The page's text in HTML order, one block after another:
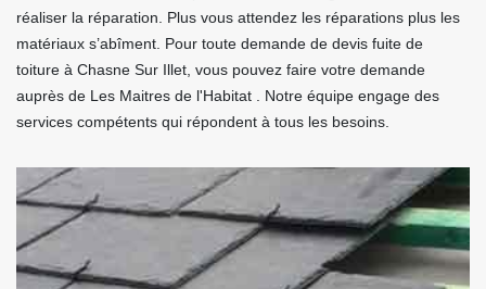
réaliser la réparation. Plus vous attendez les réparations plus les
matériaux s’abîment. Pour toute demande de devis fuite de
toiture à Chasne Sur Illet, vous pouvez faire votre demande
auprès de Les Maitres de l'Habitat . Notre équipe engage des
services compétents qui répondent à tous les besoins.